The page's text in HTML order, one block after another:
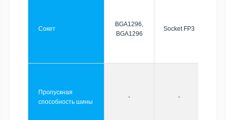
Сокет
BGA1296,
BGA1296
Socket FP3
Пропускная
способность шины
- -